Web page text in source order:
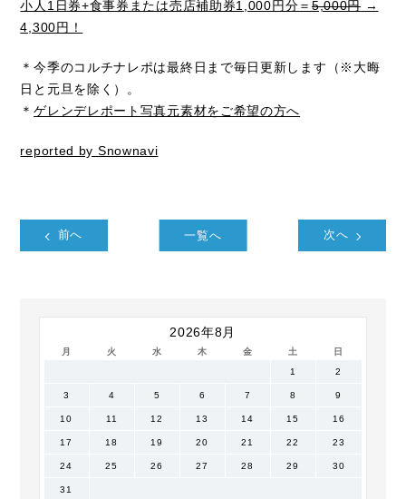
小人1日券+食事券または売店補助券1,000円分＝ 5,000円→
4,300円！
＊今季のコルチナレポは最終日まで毎日更新します（※大晦
日と元旦を除く）。
＊ゲレンデレポート写真元素材をご希望の方へ
reported by Snownavi
前へ 一覧へ 次へ
2026年8月
月 火 水 木 金 土 日
1 2
3 4 5 6 7 8 9
10 11 12 13 14 15 16
17 18 19 20 21 22 23
24 25 26 27 28 29 30
31